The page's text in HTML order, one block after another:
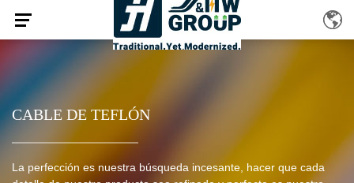
CABLE DE TEFLÓN
La perfección es nuestra búsqueda incesante, hacer que cada